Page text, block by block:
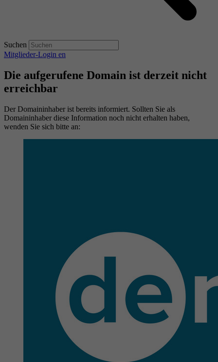
Suchen
Mitglieder-Login en
Die aufgerufene Domain ist derzeit nicht
erreichbar
Der Domaininhaber ist bereits informiert. Sollten Sie als
Domaininhaber diese Information noch nicht erhalten haben,
wenden Sie sich bitte an: